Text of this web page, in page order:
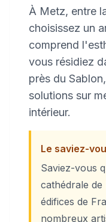
À Metz, entre
choisissez un
comprend
vous résidiez
près du
solutions sur
intérieur.
Le saviez-
Saviez-vous
cathédrale
édifices de
nombreux